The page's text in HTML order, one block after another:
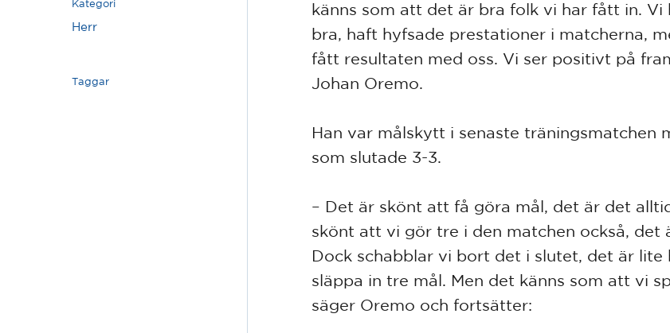
Kategori
Herr
Taggar
känns som att det är bra folk vi har fått in. Vi
bra, haft hyfsade prestationer i matcherna,
fått resultaten med oss. Vi ser positivt på
Johan Oremo.
Han var målskytt i senaste träningsmatchen
som slutade 3-3.
– Det är skönt att få göra mål, det är det
skönt att vi gör tre i den matchen också, det
Dock schabblar vi bort det i slutet, det är lite
släppa in tre mål. Men det känns som att vi
säger Oremo och fortsätter: